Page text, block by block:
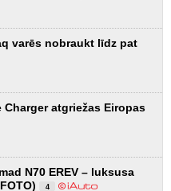
varēs nobraukt līdz pat
Charger atgriežas Eiropas
N70 EREV – luksusa
4